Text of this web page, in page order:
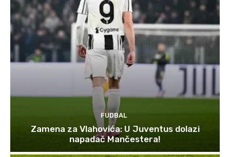
FUDBAL
Zamena za Vlahovića: U Juventus dolazi
napadač Mančestera!